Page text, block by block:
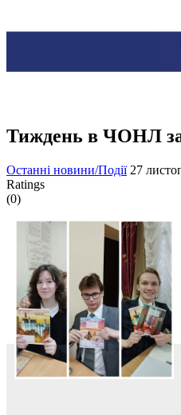
Тиждень в ЧОНЛ
Останні новини/Події 27
Ratings
(0)